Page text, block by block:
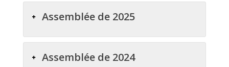
Assemblée de 2025
Assemblée de 2024